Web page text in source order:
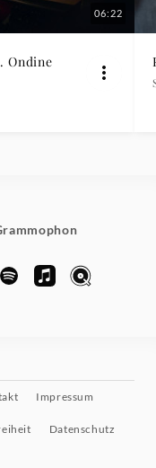
06:22
Ondine
Impressum
Datenschutz